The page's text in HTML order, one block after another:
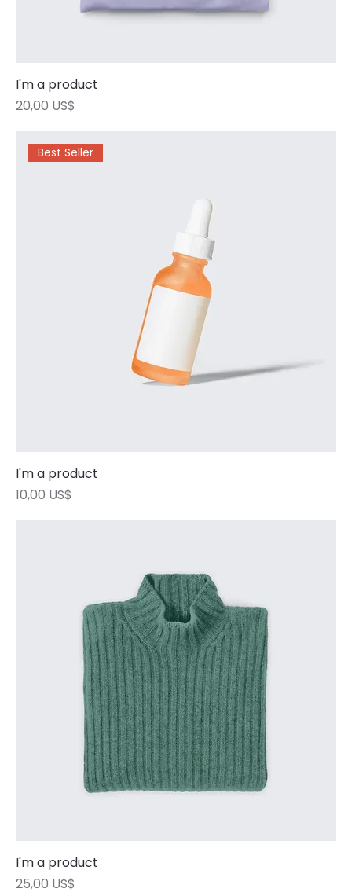
I'm a product
Precio
20,00 US$
Best Seller
I'm a product
Precio
10,00 US$
I'm a product
Precio
25,00 US$